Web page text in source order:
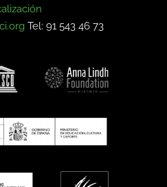
Tel: 91 543 46 73